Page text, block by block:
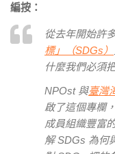
編按：
從去年開始許
標」（SDGs）
什麼我們必須
NPOst 與臺灣
啟了這個專欄
成員組織豐富
解 SDGs 為何